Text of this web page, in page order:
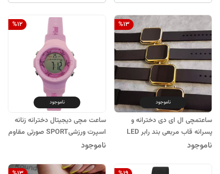
%13
ناموجود
ساعتمچی ال ای دی دخترانه و
پسرانه قاب مربعی بند رابر LED
ساعت مچی ال ای دی دیجیتال مدل
ناموجود
%12
ناموجود
ساعت مچی دیجیتال دخترانه زنانه
اسپرت ورزشیSPORT صورتی مقاوم
در برابر آب چراغدار کرنومتر پاستیلی
ناموجود